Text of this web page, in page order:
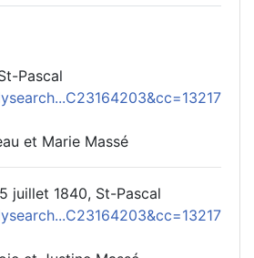
Pascal
et Marie Massé
juillet 1840, St-Pascal